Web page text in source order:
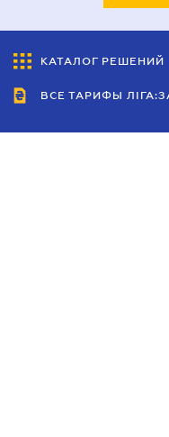
КАТАЛОГ РЕШЕНИЙ
ВСЕ ТАРИФЫ